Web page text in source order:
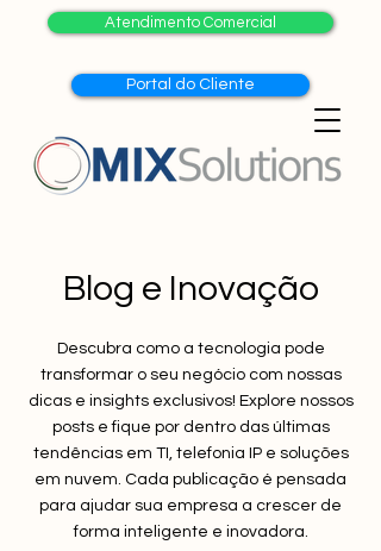
Atendimento Comercial
Portal do Cliente
Blog e Inovação
Descubra como a tecnologia pode
transformar o seu negócio com nossas
dicas e insights exclusivos! Explore nossos
posts e fique por dentro das últimas
tendências em TI, telefonia IP e soluções
em nuvem. Cada publicação é pensada
para ajudar sua empresa a crescer de
forma inteligente e inovadora.